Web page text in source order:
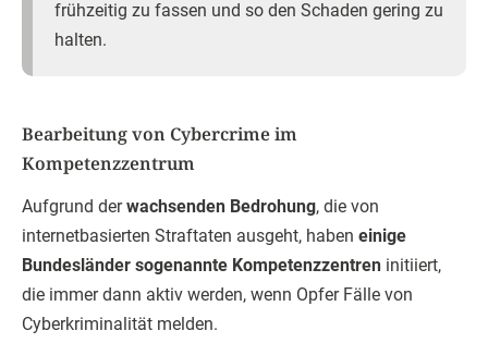
frühzeitig zu fassen und so den Schaden gering zu
halten.
Bearbeitung von Cybercrime im
Kompetenzzentrum
Aufgrund derwachsenden Bedrohung, die von
internetbasierten Straftaten ausgeht, haben einige
Bundesländer sogenannte Kompetenzzentren initiiert,
die immer dann aktiv werden, wenn Opfer Fälle von
Cyberkriminalität melden.